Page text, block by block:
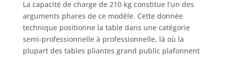
La capacité de charge de 210 kg constitue l’un des
arguments phares de ce modèle. Cette donnée
technique positionne la table dans une catégorie
semi-professionnelle à professionnelle, là où la
plupart des tables pliantes grand public plafonnent